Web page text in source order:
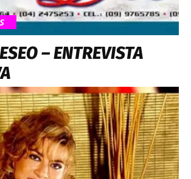
– ENTREVISTA